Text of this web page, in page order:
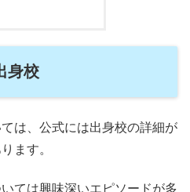
身校
は、公式には出身校の詳細が
ます。
ては興味深いエピソードが多